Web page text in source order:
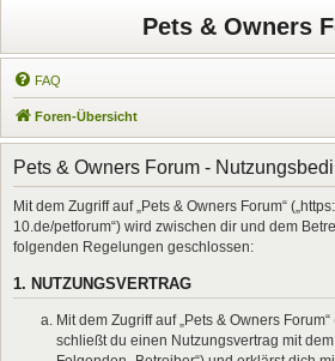
Pets & Owners
FAQ
Foren-Übersicht
Pets & Owners Forum -
Mit dem Zugriff auf „Pets & Owners Forum“
10.de/petforum“) wird zwischen dir und dem
folgenden Regelungen geschlossen:
1. NUTZUNGSVERTRAG
Mit dem Zugriff auf „Pets & Owners
schließt du einen Nutzungsvertrag mit